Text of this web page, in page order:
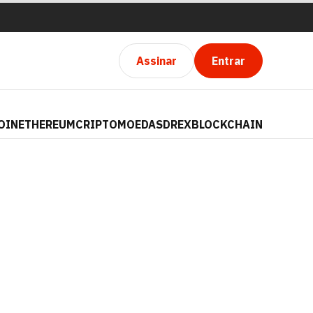
Assinar Entrar
ETHEREUMCRIPTOMOEDASDREXBLOCKCHAIN